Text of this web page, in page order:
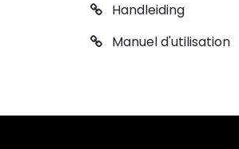
Handleiding
Manuel d'utilisation